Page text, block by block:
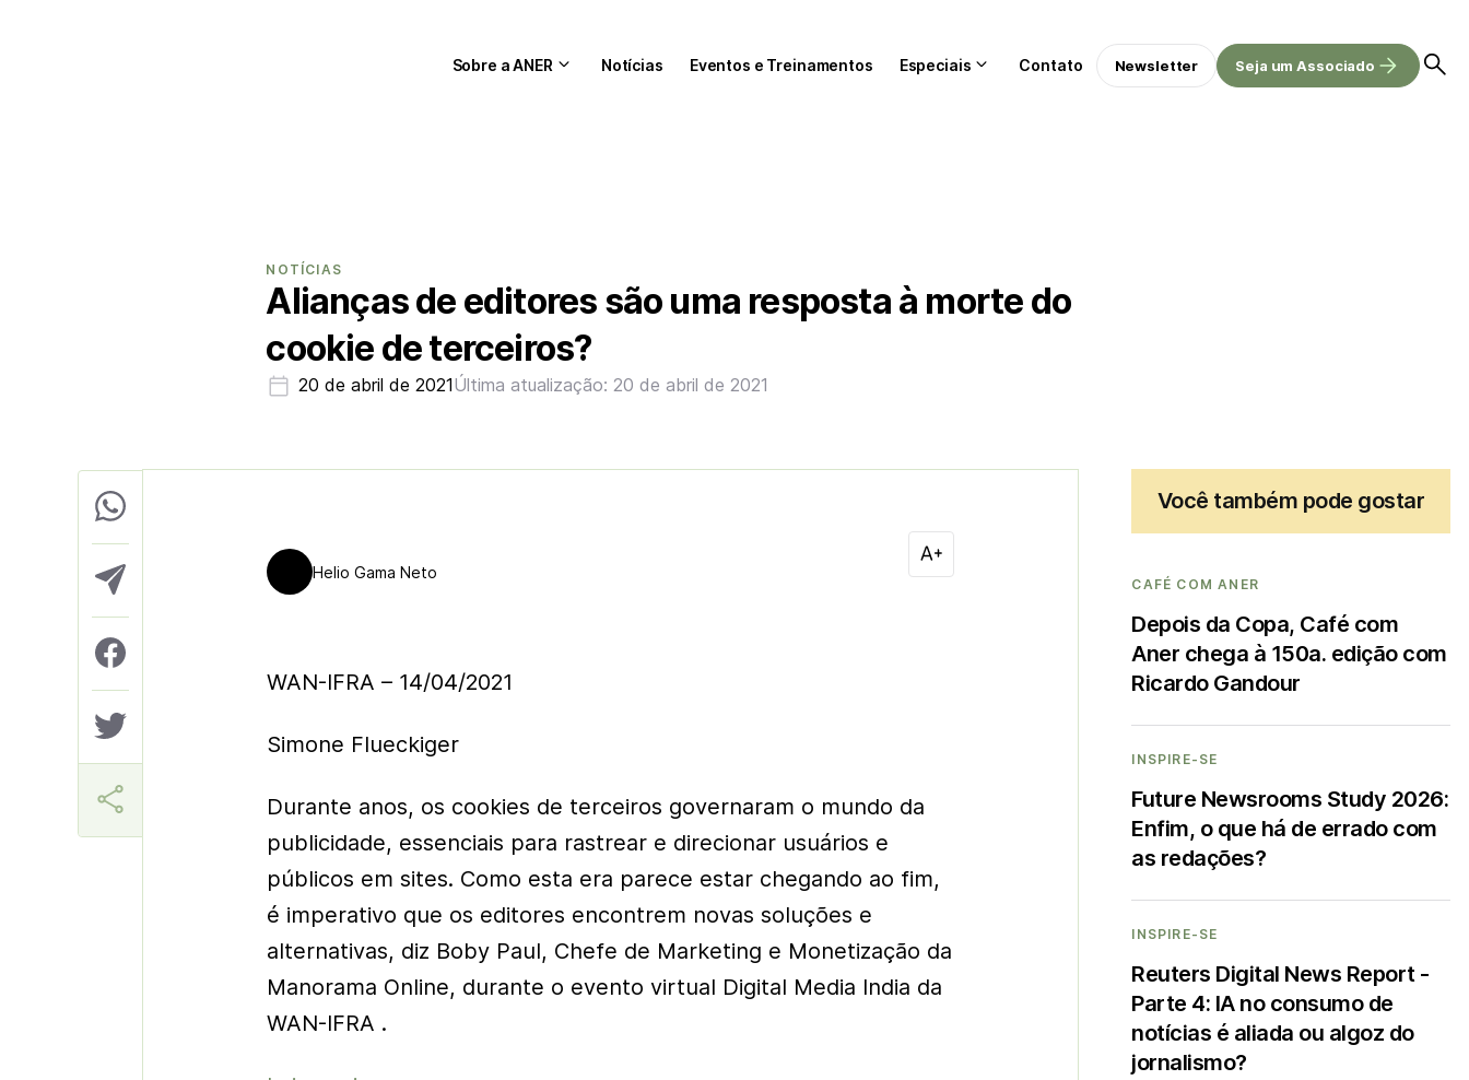
Sobre a ANER Notícias Eventos e Treinamentos Especiais Contato Newsletter Seja um Associado
NOTÍCIAS
Alianças de editores são uma resposta à morte do
cookie de terceiros?
20 de abril de 2021Última atualização: 20 de abril de 2021
Helio Gama Neto
WAN-IFRA – 14/04/2021
Simone Flueckiger
Durante anos, os cookies de terceiros governaram o mundo da
publicidade, essenciais para rastrear e direcionar usuários e
públicos em sites. Como esta era parece estar chegando ao fim,
é imperativo que os editores encontrem novas soluções e
alternativas, diz Boby Paul, Chefe de Marketing e Monetização da
Manorama Online, durante o evento virtual Digital Media India da
WAN-IFRA .
Você também pode gostar
CAFÉ COM ANER
Depois da Copa, Café com
Aner chega à 150a. edição com
Ricardo Gandour
INSPIRE-SE
Future Newsrooms Study 2026:
Enfim, o que há de errado com
as redações?
INSPIRE-SE
Reuters Digital News Report -
Parte 4: IA no consumo de
notícias é aliada ou algoz do
jornalismo?